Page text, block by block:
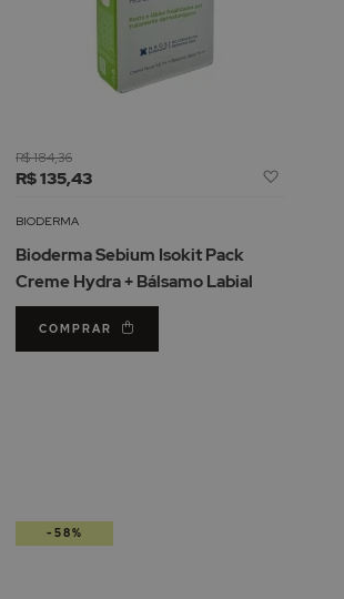
Adicionar
Desejos
R$ 135,43
R$ 184,36
BIODERMA
Bioderma Sebium Isokit Pack
Creme Hydra + Bálsamo Labial
COMPRAR
-58%